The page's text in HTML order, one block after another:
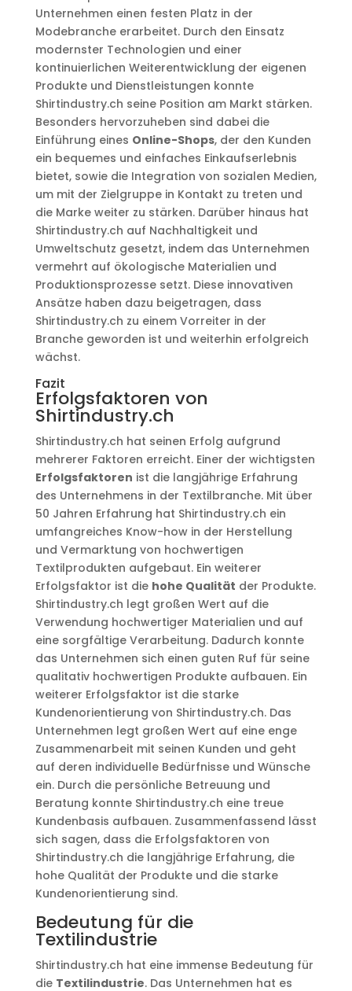
Unternehmen einen festen Platz in der
Modebranche erarbeitet. Durch den Einsatz
modernster Technologien und einer
kontinuierlichen Weiterentwicklung der eigenen
Produkte und Dienstleistungen konnte
Shirtindustry.ch seine Position am Markt stärken.
Besonders hervorzuheben sind dabei die
Einführung eines Online-Shops, der den Kunden
ein bequemes und einfaches Einkaufserlebnis
bietet, sowie die Integration von sozialen Medien,
um mit der Zielgruppe in Kontakt zu treten und
die Marke weiter zu stärken. Darüber hinaus hat
Shirtindustry.ch auf Nachhaltigkeit und
Umweltschutz gesetzt, indem das Unternehmen
vermehrt auf ökologische Materialien und
Produktionsprozesse setzt. Diese innovativen
Ansätze haben dazu beigetragen, dass
Shirtindustry.ch zu einem Vorreiter in der
Branche geworden ist und weiterhin erfolgreich
wächst.
Fazit
Erfolgsfaktoren von
Shirtindustry.ch
Shirtindustry.ch hat seinen Erfolg aufgrund
mehrerer Faktoren erreicht. Einer der wichtigsten
Erfolgsfaktoren ist die langjährige Erfahrung
des Unternehmens in der Textilbranche. Mit über
50 Jahren Erfahrung hat Shirtindustry.ch ein
umfangreiches Know-how in der Herstellung
und Vermarktung von hochwertigen
Textilprodukten aufgebaut. Ein weiterer
Erfolgsfaktor ist die hohe Qualität der Produkte.
Shirtindustry.ch legt großen Wert auf die
Verwendung hochwertiger Materialien und auf
eine sorgfältige Verarbeitung. Dadurch konnte
das Unternehmen sich einen guten Ruf für seine
qualitativ hochwertigen Produkte aufbauen. Ein
weiterer Erfolgsfaktor ist die starke
Kundenorientierung von Shirtindustry.ch. Das
Unternehmen legt großen Wert auf eine enge
Zusammenarbeit mit seinen Kunden und geht
auf deren individuelle Bedürfnisse und Wünsche
ein. Durch die persönliche Betreuung und
Beratung konnte Shirtindustry.ch eine treue
Kundenbasis aufbauen. Zusammenfassend lässt
sich sagen, dass die Erfolgsfaktoren von
Shirtindustry.ch die langjährige Erfahrung, die
hohe Qualität der Produkte und die starke
Kundenorientierung sind.
Bedeutung für die
Textilindustrie
Shirtindustry.ch hat eine immense Bedeutung für
die Textilindustrie. Das Unternehmen hat es